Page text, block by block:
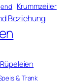
Krummzeiler
Beziehung
Rüpeleien
& Trank